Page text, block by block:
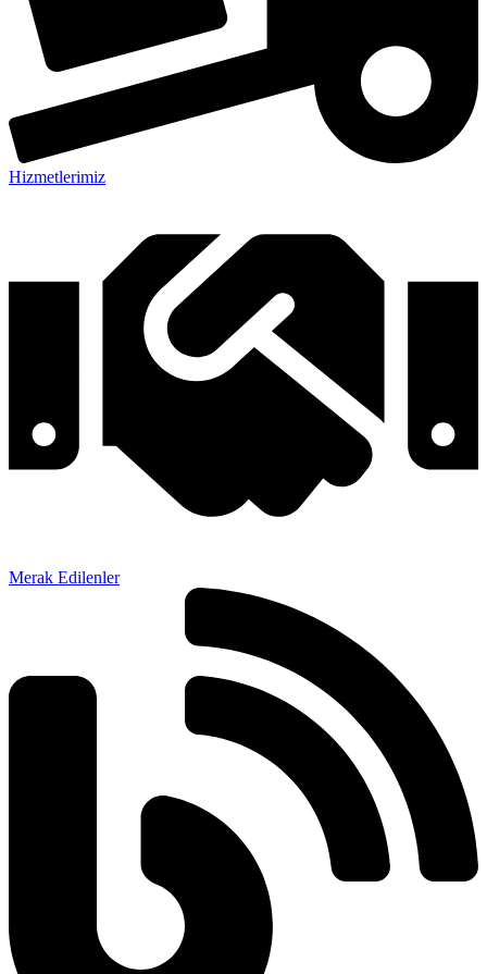
Hizmetlerimiz
Merak Edilenler